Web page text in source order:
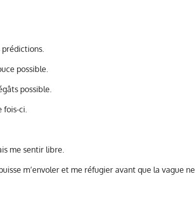
prédictions.
possible.
possible.
fois-ci.
me sentir libre.
m’envoler et me réfugier avant que la vague ne